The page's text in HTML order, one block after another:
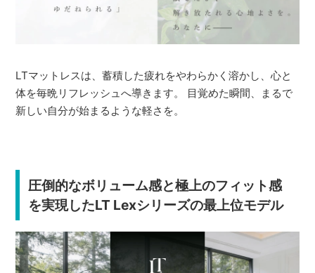
LTマットレスは、蓄積した疲れをやわらかく溶かし、心と
体を毎晩リフレッシュへ導きます。 目覚めた瞬間、まるで
新しい自分が始まるような軽さを。
圧倒的なボリューム感と極上のフィット感
を実現したLT Lexシリーズの最上位モデル